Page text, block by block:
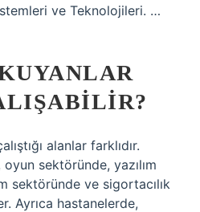
ve Teknolojileri. …
alanlar farklıdır.
sektöründe, yazılım
sektöründe ve sigortacılık
Ayrıca hastanelerde,